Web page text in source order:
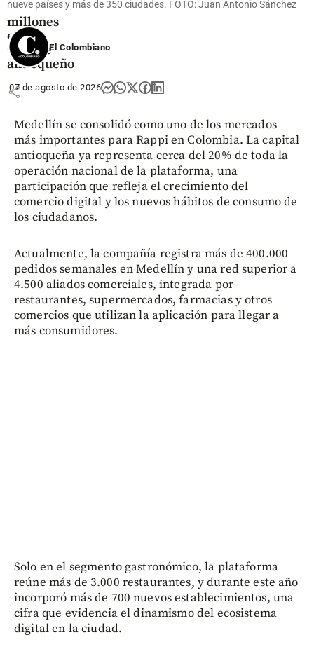
US$ 380
millones
en el
Oriente
antioqueño
share
nueve países y más de 350 ciudades. FOTO: Juan Antonio Sánchez
El Colombiano
07 de agosto de 2026
Medellín se consolidó como uno de los mercados
más importantes para Rappi en Colombia. La capital
antioqueña ya representa cerca del 20% de toda la
operación nacional de la plataforma, una
participación que refleja el crecimiento del
comercio digital y los nuevos hábitos de consumo de
los ciudadanos.
Actualmente, la compañía registra más de 400.000
pedidos semanales en Medellín y una red superior a
4.500 aliados comerciales, integrada por
restaurantes, supermercados, farmacias y otros
comercios que utilizan la aplicación para llegar a
más consumidores.
Solo en el segmento gastronómico, la plataforma
reúne más de 3.000 restaurantes, y durante este año
incorporó más de 700 nuevos establecimientos, una
cifra que evidencia el dinamismo del ecosistema
digital en la ciudad.